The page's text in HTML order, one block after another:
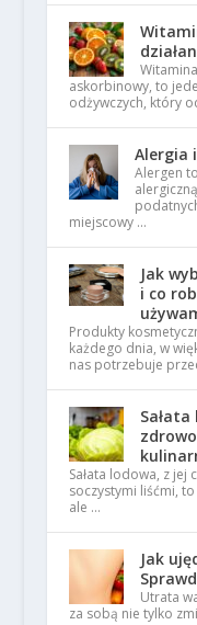
askorbinowy, to
odżywczych, który
Alergia
Alergen
miejscowy …
Jak
i co
Produkty
każdego dnia, w
nas potrzebuje
Sałata
Sałata lodowa, z jej
soczystymi liśćmi,
ale …
Jak
Utrata
za sobą nie tylko